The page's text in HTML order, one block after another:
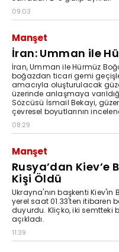
09:03
Manşet
İran: Umman ile
İran, Umman ile Hürmüz
boğazdan ticari gemi
amacıyla oluşturulacak
üzerinde anlaşmaya
Sözcüsü İsmail Bekayi,
çevresel boyutlarının
08:29
Manşet
Rusya’dan Kiev’e
Kişi Öldü
Ukrayna'nın başkenti Kiev'in
yerel saat 01.33'ten itibaren
duyurdu. Kliçko, iki semtteki
açıkladı.
11:39